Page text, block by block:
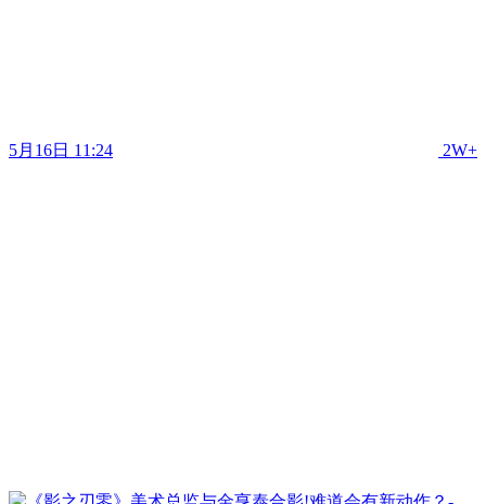
5月16日 11:24 2W+